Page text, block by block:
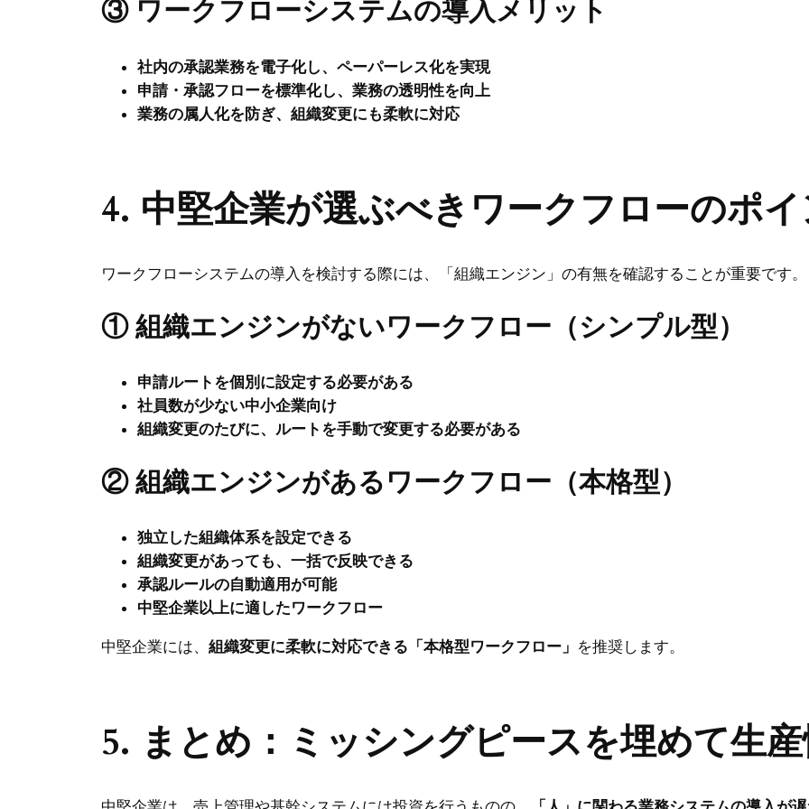
③ ワークフローシステムの導入メリット
社内の承認業務を電子化し、ペーパーレス化を実現
申請・承認フローを標準化し、業務の透明性を向上
業務の属人化を防ぎ、組織変更にも柔軟に対応
4. 中堅企業が選ぶべきワークフローのポ
ワークフローシステムの導入を検討する際には、「組織エンジン」の有無を確認することが重要です。
① 組織エンジンがないワークフロー（シンプル型）
申請ルートを個別に設定する必要がある
社員数が少ない中小企業向け
組織変更のたびに、ルートを手動で変更する必要がある
② 組織エンジンがあるワークフロー（本格型）
独立した組織体系を設定できる
組織変更があっても、一括で反映できる
承認ルールの自動適用が可能
中堅企業以上に適したワークフロー
中堅企業には、 組織変更に柔軟に対応できる「本格型ワークフロー」 を推奨します。
5. まとめ：ミッシングピースを埋めて生